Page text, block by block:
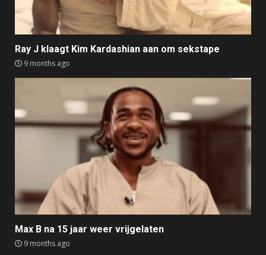
Ray J klaagt Kim Kardashian aan om sekstape
9 months ago
Max B na 15 jaar weer vrijgelaten
9 months ago